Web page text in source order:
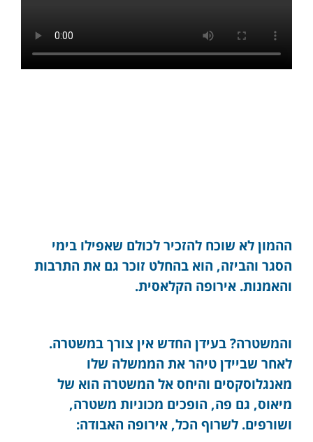
ההמון לא שוכח להזכיר לכולם שאפילו בימי
הסגר והביזה, הוא בהחלט זוכר גם את התרבות
והאמנות. אירופה הקלאסית.
והמשטרה? בעידן החדש אין צורך במשטרה.
לאחר שביידן טיהר את הממשלה שלו
מאנגלוסקסים והיחס אל המשטרה הוא של
מיאוס, גם פה, הופכים מכוניות משטרה,
ושורפים. לשרוף הכל, אירופה האבודה: